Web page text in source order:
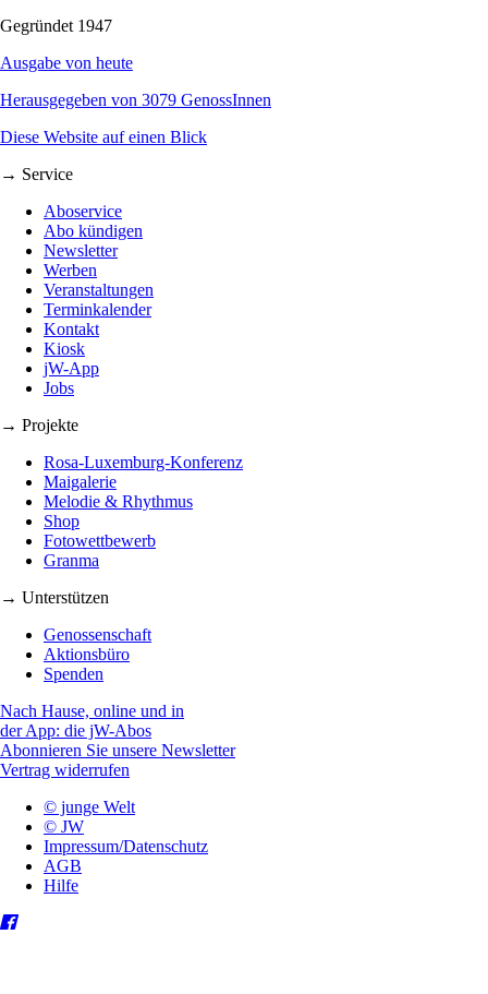
Gegründet 1947
Ausgabe von heute
Herausgegeben von 3079 GenossInnen
Diese Website auf einen Blick
→ Service
Aboservice
Abo kündigen
Newsletter
Werben
Veranstaltungen
Terminkalender
Kontakt
Kiosk
jW-App
Jobs
→ Projekte
Rosa-Luxemburg-Konferenz
Maigalerie
Melodie & Rhythmus
Shop
Fotowettbewerb
Granma
→ Unterstützen
Genossenschaft
Aktionsbüro
Spenden
Nach Hause, online und in
der App: die jW-Abos
Abonnieren Sie unsere Newsletter
Vertrag widerrufen
© junge Welt
© JW
Impressum/Datenschutz
AGB
Hilfe